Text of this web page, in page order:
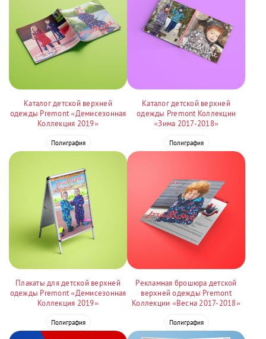
Каталог детской верхней
одежды Premont «Демисезонная
Коллекция 2019»
Полиграфия
Каталог детской верхней
одежды Premont Коллекции
«Зима 2017-2018»
Полиграфия
Плакаты для детской верхней
одежды Premont «Демисезонная
Коллекция 2019»
Полиграфия
Рекламная брошюра детской
верхней одежды Premont
Коллекции «Весна 2017-2018»
Полиграфия